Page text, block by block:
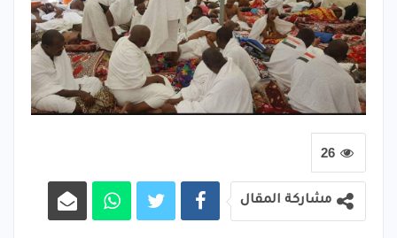
26
مشاركة المقال